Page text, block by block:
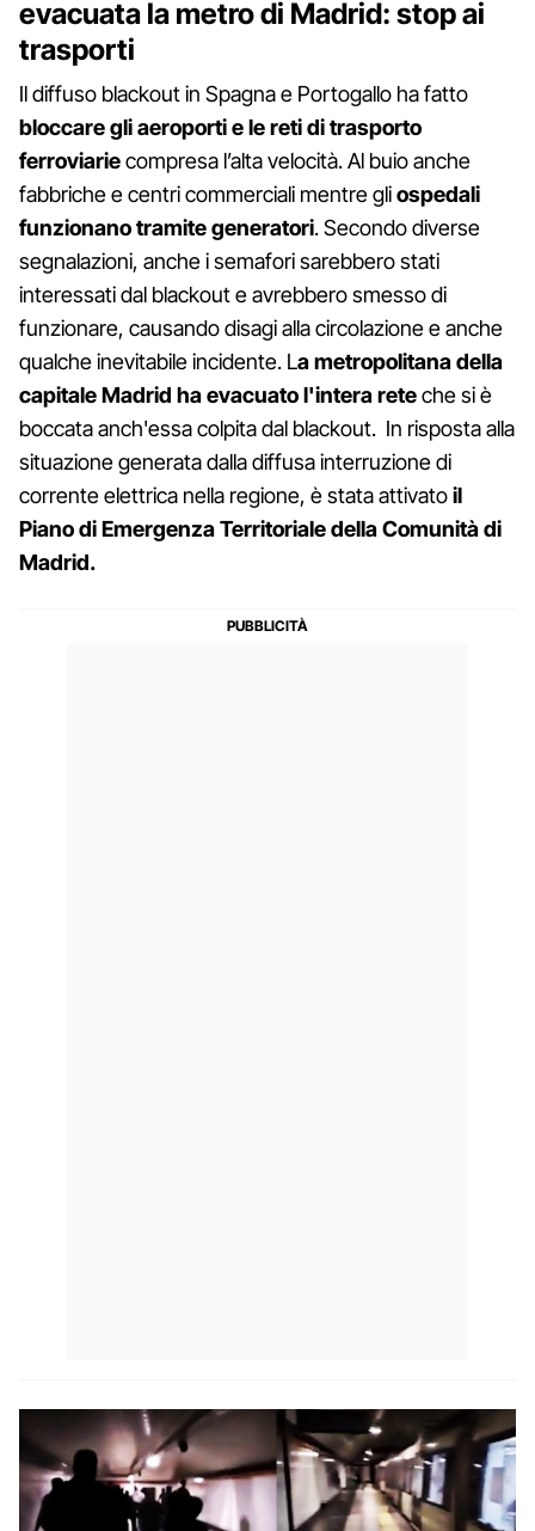
evacuata la metro di Madrid: stop ai
trasporti
Il diffuso blackout in Spagna e Portogallo ha fatto
bloccare gli aeroporti e le reti di trasporto
ferroviariecompresa l’alta velocità. Al buio anche
fabbriche e centri commerciali mentre gliospedali
funzionano tramite generatori. Secondo diverse
segnalazioni, anche i semafori sarebbero stati
interessati dal blackout e avrebbero smesso di
funzionare, causando disagi alla circolazione e anche
qualche inevitabile incidente. La metropolitana della
capitale Madrid ha evacuato l'intera reteche si è
boccata anch'essa colpita dal blackout. In risposta alla
situazione generata dalla diffusa interruzione di
corrente elettrica nella regione, è stata attivatoil
Piano di Emergenza Territoriale della Comunità di
Madrid.